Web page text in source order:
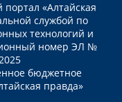
«Алтайская
службой по
технологий и
номер ЭЛ №
бюджетное
правда»